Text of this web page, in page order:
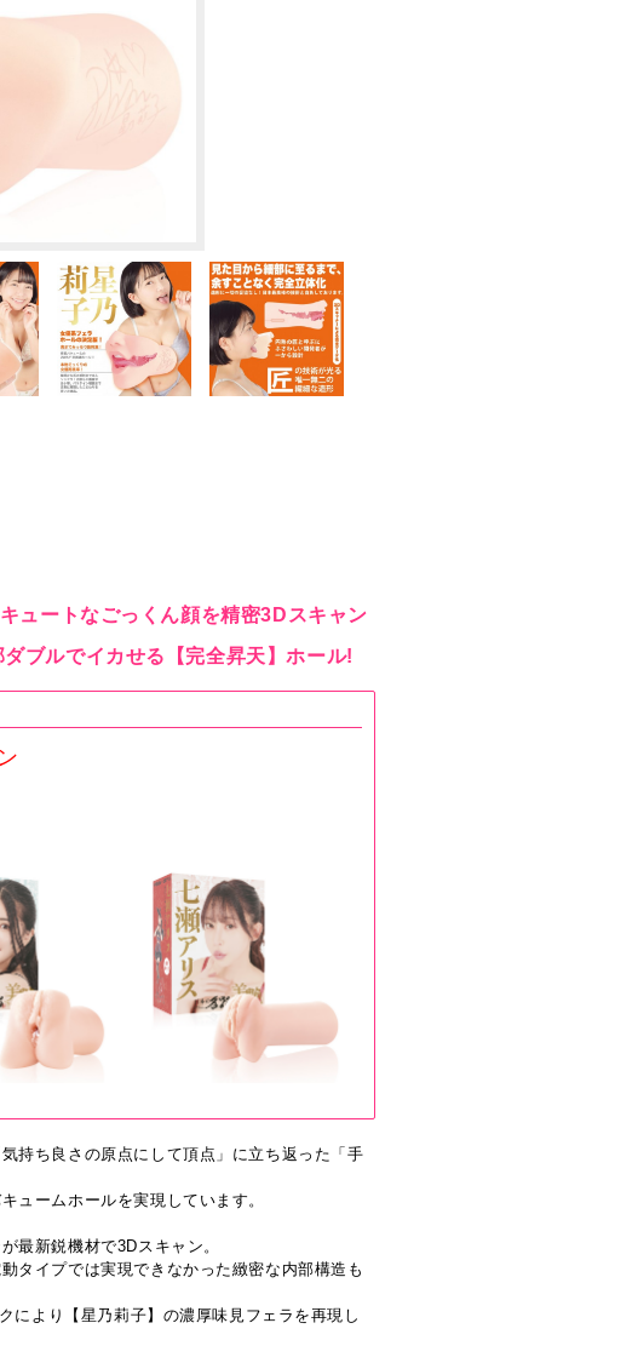
ュートなごっくん顔を精密3Dスキャン
ブルでイカせる【完全昇天】ホール!
持ち良さの原点にして頂点」に立ち返った「手
ュームホールを実現しています。
最新鋭機材で3Dスキャン。
タイプでは実現できなかった緻密な内部構造も
により【星乃莉子】の濃厚味見フェラを再現し